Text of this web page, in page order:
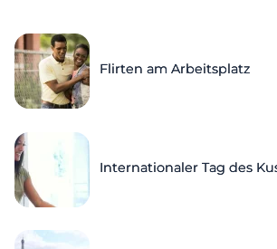
Flirten am Arbeitsplatz
Internationaler Tag des